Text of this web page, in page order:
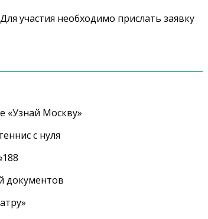
участия необходимо прислать заявку
«Узнай Москву»
с нуля
документов